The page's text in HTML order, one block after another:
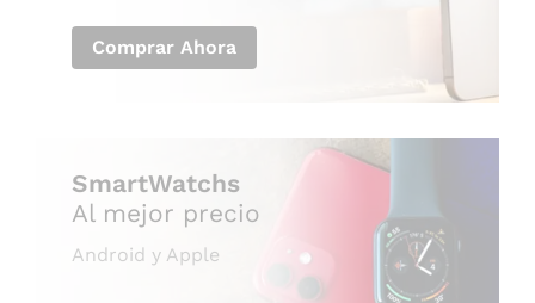
Comprar Ahora
SmartWatchs
Al mejor precio
Android y Apple